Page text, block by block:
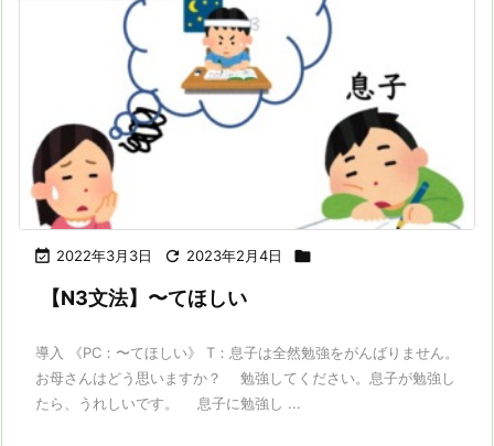
 2022年3月3日  2023年2月4日 
【N3文法】〜てほしい
導入 《PC：〜てほしい》 T：息子は全然勉強をがんばりません。
お母さんはどう思いますか？ 勉強してください。息子が勉強し
たら、うれしいです。 息子に勉強し ...